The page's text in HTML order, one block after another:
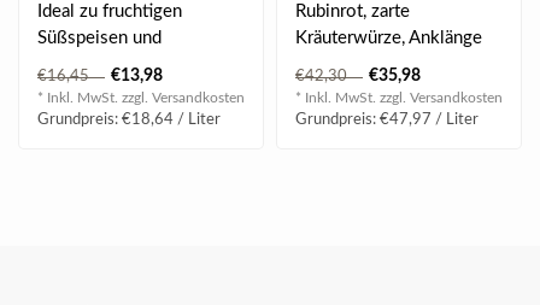
Ideal zu fruchtigen
Süßspeisen und
Gänseleber.
€16,45 €13,98
* Inkl. MwSt. zzgl. Versandkosten
Grundpreis: €18,64 / Liter
Rubinrot, zarte
Kräuterwürze, Anklänge
von reifen Zwetschken,
tabakige Nuance..
€42,30 €35,98
* Inkl. MwSt. zzgl. Versandkosten
Grundpreis: €47,97 / Liter